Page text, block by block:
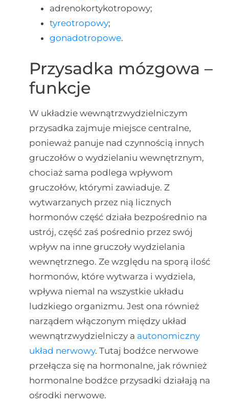
adrenokortykotropowy;
tyreotropowy;
gonadotropowe.
Przysadka mózgowa –
funkcje
W układzie wewnątrzwydzielniczym
przysadka zajmuje miejsce centralne,
ponieważ panuje nad czynnością innych
gruczołów o wydzielaniu wewnętrznym,
chociaż sama podlega wpływom
gruczołów, którymi zawiaduje. Z
wytwarzanych przez nią licznych
hormonów część działa bezpośrednio na
ustrój, część zaś pośrednio przez swój
wpływ na inne gruczoły wydzielania
wewnętrznego. Ze względu na sporą ilość
hormonów, które wytwarza i wydziela,
wpływa niemal na wszystkie układu
ludzkiego organizmu. Jest ona również
narządem włączonym między układ
wewnątrzwydzielniczy a autonomiczny
układ nerwowy. Tutaj bodźce nerwowe
przełącza się na hormonalne, jak również
hormonalne bodźce przysadki działają na
ośrodki nerwowe.